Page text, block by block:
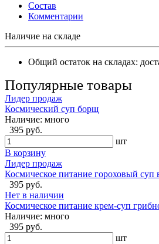
Состав
Комментарии
Наличие на складе
Общий остаток на складах:
Популярные товары
Лидер продаж
Космический суп борщ
Наличие: много
395 руб.
шт
В корзину
Лидер продаж
Космическое питание гороховый суп
395 руб.
Нет в наличии
Космическое питание крем-суп
Наличие: много
395 руб.
шт